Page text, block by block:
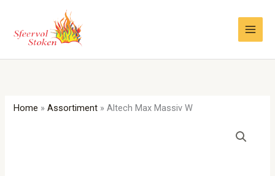
inhoud
Home »Assortiment »Altech Max Massiv W